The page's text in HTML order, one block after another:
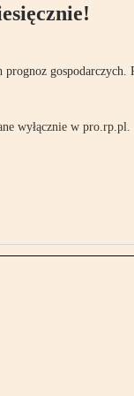
gospodarczych.
wyłącznie w pro.rp.pl.